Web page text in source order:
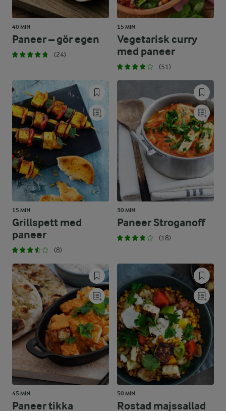
40 MIN
Paneer – gör egen
(24)
15 MIN
Vegetarisk curry
med paneer
(51)
15 MIN
Grillspett med
paneer
(8)
30 MIN
Paneer Stroganoff
(18)
45 MIN
Paneer tikka
50 MIN
Rostad majssallad